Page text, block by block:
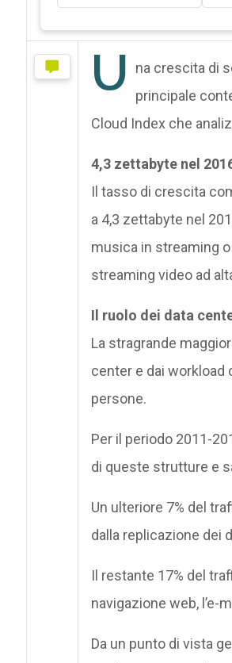
U
na crescita di
principale
Cloud Index che
4,3 zettabyte nel
Il tasso di crescita
a 4,3 zettabyte nel
musica in streaming
streaming video ad
Il ruolo dei data
La stragrande
center e dai
persone.
Per il periodo 2011-
di queste strutture e
Un ulteriore 7% del
dalla replicazione dei
Il restante 17% del
navigazione web, l’e-
Da un punto di vista